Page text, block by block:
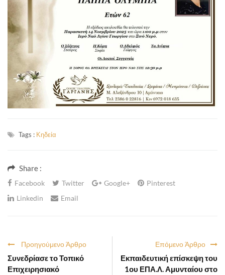
Tags : Κηδεία
Share :
Facebook Twitter Google+
Pinterest
Linkedin
Email
Επόμενο Άρθρο
Εκπαιδευτική επίσκεψη του
1ου ΕΠΑ.Λ. Αμυνταίου στο
Προηγούμενο Άρθρο
Συνεδρίασε το Τοπικό
Επιχειρησιακό